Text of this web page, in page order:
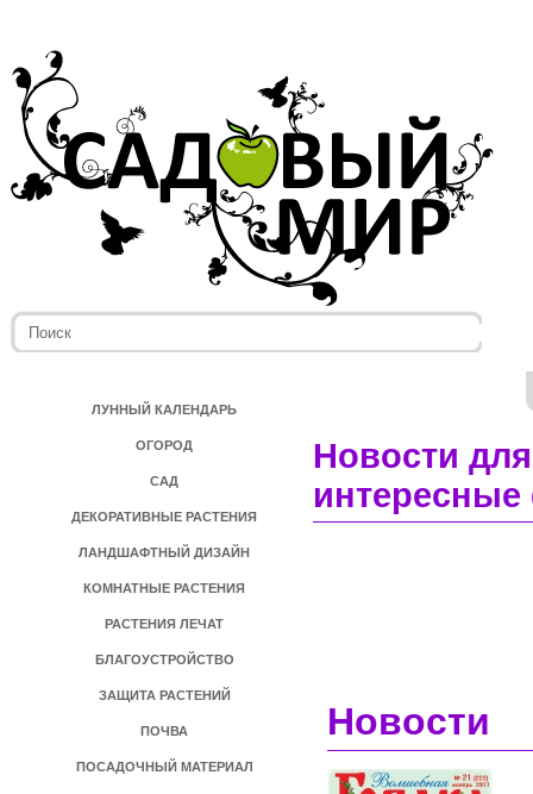
ЛУННЫЙ КАЛЕНДАРЬ
ОГОРОД
САД
ДЕКОРАТИВНЫЕ РАСТЕНИЯ
ЛАНДШАФТНЫЙ ДИЗАЙН
КОМНАТНЫЕ РАСТЕНИЯ
РАСТЕНИЯ ЛЕЧАТ
БЛАГОУСТРОЙСТВО
ЗАЩИТА РАСТЕНИЙ
ПОЧВА
ПОСАДОЧНЫЙ МАТЕРИАЛ
Новости
Новости